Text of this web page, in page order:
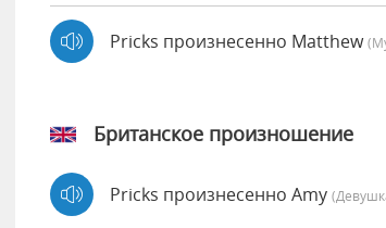
Pricks произнесенно Matthew
Британское произношение
Pricks произнесенно Amy